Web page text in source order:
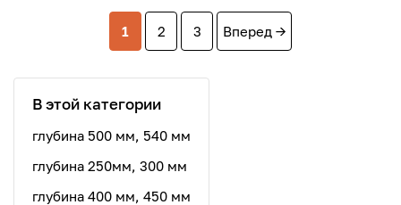
1 2 3 Вперед →
В этой категории
глубина 500 мм, 540 мм
глубина 250мм, 300 мм
глубина 400 мм, 450 мм